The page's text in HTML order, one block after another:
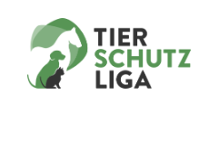
content